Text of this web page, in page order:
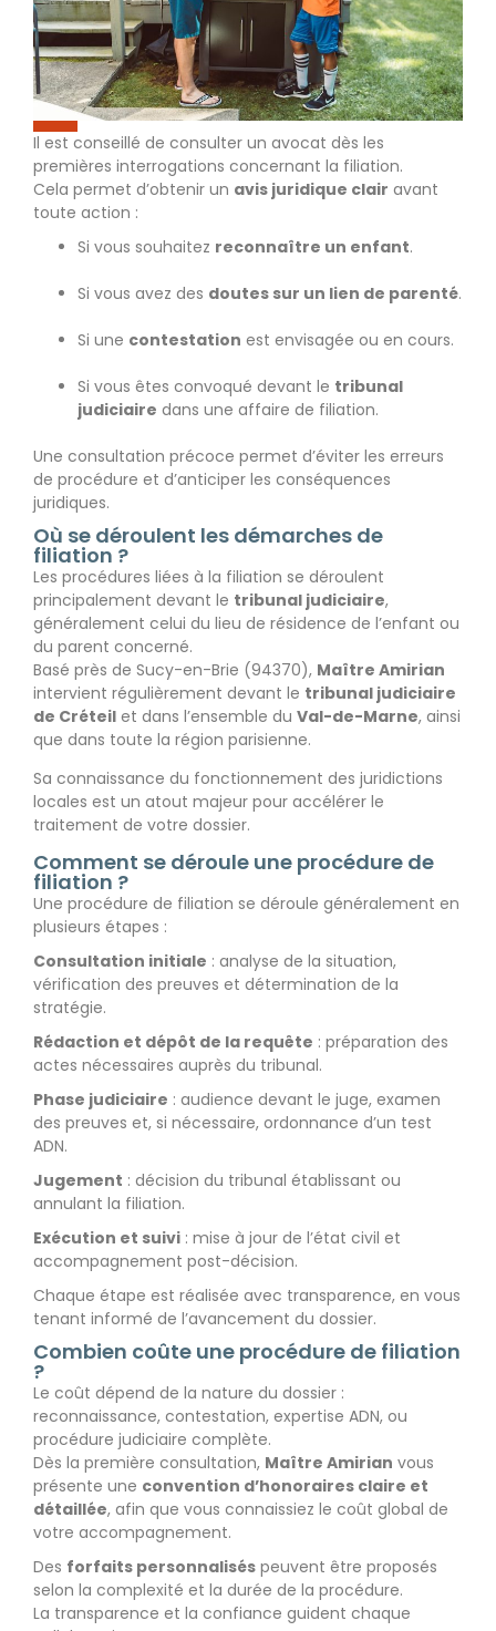
Il est conseillé de consulter un avocat dès les
premières interrogations concernant la filiation.
Cela permet d’obtenir un avis juridique clair avant
toute action :
Si vous souhaitez reconnaître un enfant.
Si vous avez des doutes sur un lien de parenté.
Si une contestation est envisagée ou en cours.
Si vous êtes convoqué devant le tribunal
judiciaire dans une affaire de filiation.
Une consultation précoce permet d’éviter les erreurs
de procédure et d’anticiper les conséquences
juridiques.
Où se déroulent les démarches de
filiation ?
Les procédures liées à la filiation se déroulent
principalement devant le tribunal judiciaire,
généralement celui du lieu de résidence de l’enfant ou
du parent concerné.
Basé près de Sucy-en-Brie (94370), Maître Amirian
intervient régulièrement devant le tribunal judiciaire
de Créteil et dans l’ensemble du Val-de-Marne, ainsi
que dans toute la région parisienne.
Sa connaissance du fonctionnement des juridictions
locales est un atout majeur pour accélérer le
traitement de votre dossier.
Comment se déroule une procédure de
filiation ?
Une procédure de filiation se déroule généralement en
plusieurs étapes :
Consultation initiale : analyse de la situation,
vérification des preuves et détermination de la
stratégie.
Rédaction et dépôt de la requête : préparation des
actes nécessaires auprès du tribunal.
Phase judiciaire : audience devant le juge, examen
des preuves et, si nécessaire, ordonnance d’un test
ADN.
Jugement : décision du tribunal établissant ou
annulant la filiation.
Exécution et suivi : mise à jour de l’état civil et
accompagnement post-décision.
Chaque étape est réalisée avec transparence, en vous
tenant informé de l’avancement du dossier.
Combien coûte une procédure de filiation
?
Le coût dépend de la nature du dossier :
reconnaissance, contestation, expertise ADN, ou
procédure judiciaire complète.
Dès la première consultation, Maître Amirian vous
présente une convention d’honoraires claire et
détaillée, afin que vous connaissiez le coût global de
votre accompagnement.
Des forfaits personnalisés peuvent être proposés
selon la complexité et la durée de la procédure.
La transparence et la confiance guident chaque